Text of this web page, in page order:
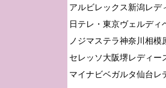
アルビレックス新潟レデ
日テレ・東京ヴェルディ
ノジマステラ神奈川相模
セレッソ大阪堺レディー